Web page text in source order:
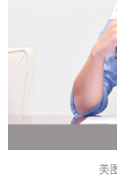
美